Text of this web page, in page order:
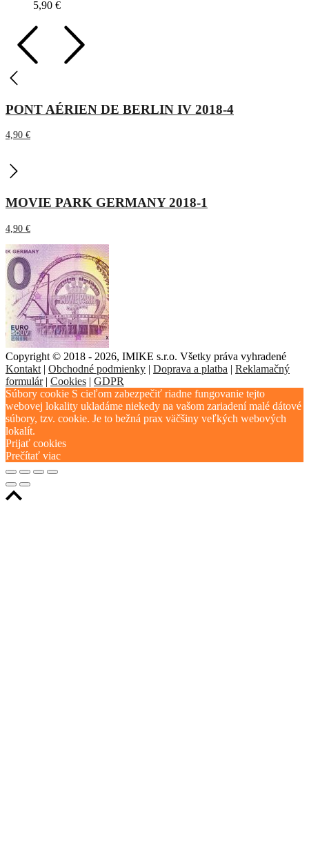
5,90 €
PONT AÉRIEN DE BERLIN IV 2018-4
4,90 €
MOVIE PARK GERMANY 2018-1
4,90 €
Copyright © 2018 - 2026, IMIKE s.r.o. Všetky práva vyhradené
Kontakt | Obchodné podmienky | Doprava a platba | Reklamačný
formulár| Cookies | GDPR
Súbory cookie S cieľom zabezpečiť riadne fungovanie tejto
webovej lokality ukladáme niekedy na vašom zariadení malé dátové
súbory, tzv. cookie. Je to bežná prax väčšiny veľkých webových
lokalít.
Prijať cookies
Prečítať viac